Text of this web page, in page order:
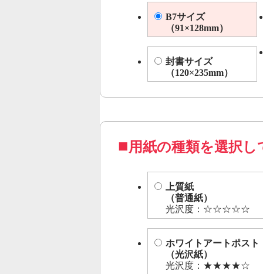
B7サイズ
（91×128mm）
封書サイズ
（120×235mm）
用紙の種類を選択
上質紙
（普通紙）
光沢度：☆☆☆☆☆
ホワイトアートポスト
（光沢紙）
光沢度：★★★★☆